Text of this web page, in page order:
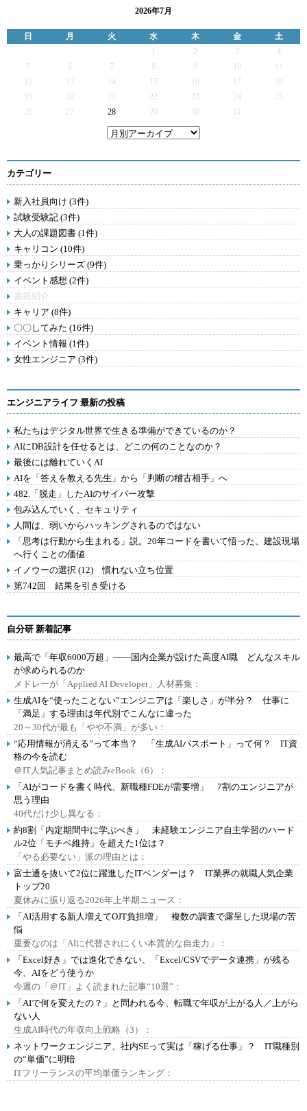
2026年7月
日 月 火 水 木 金
土
2 3
4
5
6 7 9
12
13 14 15 16 17
19
20 21 22 23 24
25
26
27 28 29 30 31
カテゴリー
新入社員向け (3件)
試験受験記 (3件)
大人の課題図書 (1件)
キャリコン (10件)
乗っかりシリーズ (9件)
イベント感想 (2件)
書籍紹介
キャリア (8件)
〇〇してみた (16件)
イベント情報 (1件)
女性エンジニア (3件)
エンジニアライフ 最新の投稿
私たちはデジタル世界で生きる準備ができているのか？
AIにDB設計を任せるとは、どこの何のことなのか？
最後には離れていくAI
AIを「答えを教える先生」から「判断の稽古相手」へ
482.「脱走」したAIのサイバー攻撃
包み込んでいく、セキュリティ
人間は、弱いからハッキングされるのではない
「思考は行動から生まれる」説。20年コードを書いて悟った、建設現場
へ行くことの価値
イノウーの選択 (12) 慣れない立ち位置
第742回 結果を引き受ける
自分研 新着記事
最高で「年収6000万超」――国内企業が設けた高度AI職 どんなスキル
が求められるのか
メドレーが「Applied AI Developer」人材募集：
生成AIを“使ったことない”エンジニアは「楽しさ」が半分？ 仕事に
「満足」する理由は年代別でこんなに違った
20～30代が最も「やや不満」が多い：
“応用情報が消える”って本当？ 「生成AIパスポート」って何？ IT資
格の今を読む
＠IT人気記事まとめ読みeBook（6）：
「AIがコードを書く時代、新職種FDEが需要増」 7割のエンジニアが
思う理由
40代だけ少し異なる：
約8割「内定期間中に学ぶべき」 未経験エンジニア自主学習のハード
ル2位「モチベ維持」を超えた1位は？
「やる必要ない」派の理由とは：
富士通を抜いて2位に躍進したITベンダーは？ IT業界の就職人気企業
トップ20
夏休みに振り返る2026年上半期ニュース：
「AI活用する新人増えてOJT負担増」 複数の調査で露呈した現場の苦
悩
重要なのは「AIに代替されにくい本質的な自走力」：
「Excel好き」では進化できない、「Excel/CSVでデータ連携」が残る
今、AIをどう使うか
今週の「＠IT」よく読まれた記事“10選”：
「AIで何を変えたの？」と問われる今、転職で年収が上がる人／上がら
ない人
生成AI時代の年収向上戦略（3）：
ネットワークエンジニア、社内SEって実は「稼げる仕事」？ IT職種別
の“単価”に明暗
ITフリーランスの平均単価ランキング：